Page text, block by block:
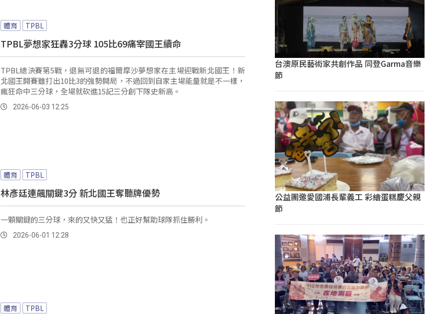
體育 TPBL
TPBL夢想家狂轟3分球 105比69痛宰國王續命
TPBL總決賽第5戰，退無可退的福爾摩沙夢想家在主場迎戰新北國王！新
北國王開賽雖打出10比3的強勢開局，不過回到自家主場能量就是不一樣，
瘋狂命中三分球，全場就砍進15記三分創下隊史新高。
2026-06-03 12:25
體育 TPBL
林彥廷連飆關鍵3分 新北國王奪聽牌優勢
一顆關鍵的三分球，來的又快又猛！也正好幫助球隊抓住勝利。
2026-06-01 12:28
體育 TPBL
台澳原民藝術家共創作品 同登Garma音樂
節
公益團邀愛國浦長輩義工 彩繪蛋糕慶父親
節